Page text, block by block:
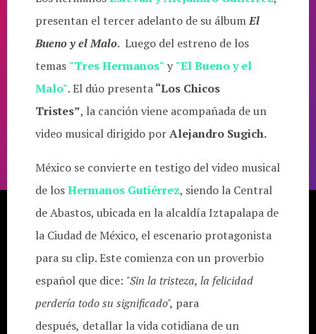
presentan el tercer adelanto de su álbumEl
Bueno y el Malo. Luego del estreno de los
temas "Tres Hermanos" y "El Bueno y el
Malo". El dúo presenta“Los Chicos
Tristes”, la canción viene acompañada de un
video musical dirigido porAlejandro Sugich.
México se convierte en testigo del video musical
de losHermanos Gutiérrez, siendo la Central
de Abastos, ubicada en la alcaldía Iztapalapa de
la Ciudad de México, el escenario protagonista
para su clip. Este comienza con un proverbio
español que dice: "Sin la tristeza, la felicidad
perdería todo su significado", para
después, detallar la vida cotidiana de un